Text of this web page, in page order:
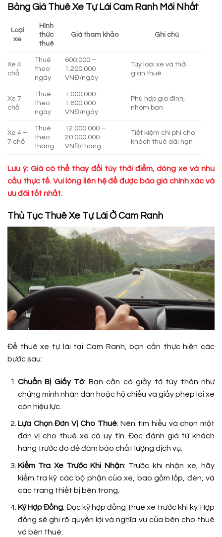
Bảng Giá Thuê Xe Tự Lái Cam Ranh Mới Nhất
Loại
xe
Hình
thức
thuê
Giá tham khảo Ghi chú
Xe 4
chỗ
Thuê
theo
ngày
600.000 –
1.200.000
VNĐ/ngày
Tùy loại xe và thời
gian thuê
Xe 7
chỗ
Thuê
theo
ngày
1.000.000 –
1.800.000
VNĐ/ngày
Phù hợp gia đình,
nhóm bạn
Xe 4 –
7 chỗ
Thuê
theo
tháng
12.000.000 –
20.000.000
VNĐ/tháng
Tiết kiệm chi phí cho
khách thuê dài hạn
Lưu ý: Giá có thể thay đổi tùy thời điểm, dòng xe và nhu
cầu thực tế. Vui lòng liên hệ để được báo giá chính xác và
ưu đãi tốt nhất.
Thủ Tục Thuê Xe Tự Lái Ở Cam Ranh
Để thuê xe tự lái tại Cam Ranh, bạn cần thực hiện các
bước sau:
Chuẩn Bị Giấy Tờ: Bạn cần có giấy tờ tùy thân như
chứng minh nhân dân hoặc hộ chiếu và giấy phép lái xe
còn hiệu lực.
Lựa Chọn Đơn Vị Cho Thuê: Nên tìm hiểu và chọn một
đơn vị cho thuê xe có uy tín. Đọc đánh giá từ khách
hàng trước đó để đảm bảo chất lượng dịch vụ.
Kiểm Tra Xe Trước Khi Nhận: Trước khi nhận xe, hãy
kiểm tra kỹ các bộ phận của xe, bao gồm lốp, đèn, và
các trang thiết bị bên trong.
Ký Hợp Đồng: Đọc kỹ hợp đồng thuê xe trước khi ký. Hợp
đồng sẽ ghi rõ quyền lợi và nghĩa vụ của bên cho thuê
và bên thuê.